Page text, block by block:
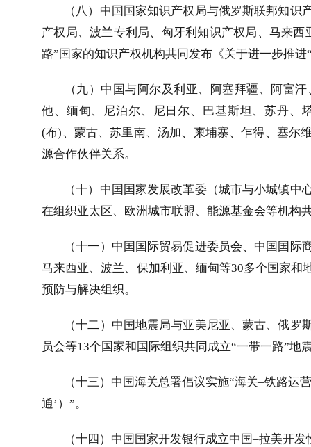
（八）中国国家知识产权局与俄罗斯联邦知
产权局、波兰专利局、匈牙利知识产权局、马来
路”国家的知识产权机构共同发布《关于进一步推
（九）中国与阿尔及利亚、阿塞拜疆、阿富
他、缅甸、尼泊尔、尼日尔、巴基斯坦、苏丹、
(布) 、蒙古、苏里南、汤加、柬埔寨、乍得、塞尔
源合作伙伴关系。
（十）中国国家发展改革委（城市与小城镇
在组织亚太区、欧洲城市联盟、能源基金会等机构
（十一）中国国际贸易促进委员会、中国国
马来西亚、波兰、保加利亚、缅甸等30多个国家和
预防与解决组织。
（十二）中国地震局与亚美尼亚、蒙古、俄
员会等13个国家和国际组织共同成立“一带一路”地
（十三）中国海关总署倡议实施“海关–铁路运
通’）”。
（十四）中国国家开发银行成立中国–拉美开发